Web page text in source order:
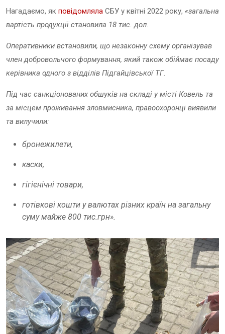
Нагадаємо, як повідомляла СБУ у квітні 2022 року, «загальна
вартість продукції становила 18 тис. дол.
Оперативники встановили, що незаконну схему організував
член добровольчого формування, який також обіймає посаду
керівника одного з відділів Підгайцівської ТГ.
Під час санкціонованих обшуків на складі у місті Ковель та
за місцем проживання зловмисника, правоохоронці виявили
та вилучили:
бронежилети,
каски,
гігієнічні товари,
готівкові кошти у валютах різних країн на загальну
суму майже 800 тис.грн».